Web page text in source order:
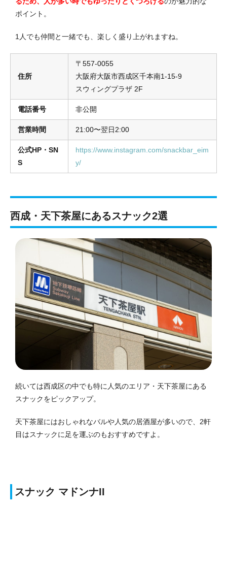
ポイント。
1人でも仲間と一緒でも、楽しく盛り上がれますね。
住所
〒557-0055
大阪府大阪市西成区千本南1-15-9
スウィングプラザ 2F
電話番号 非公開
営業時間 21:00〜翌日2:00
公式HP・SN
S
https://www.instagram.com/snackbar_eim
y/
西成・ 天下茶屋にあるスナック2選
続いては西成区の中でも特に人気のエリア・天下茶屋にある
スナックをピックアップ。
天下茶屋にはおしゃれなバルや人気の居酒屋が多いので、2軒
目はスナックに足を運ぶのもおすすめですよ。
スナック マドンナII